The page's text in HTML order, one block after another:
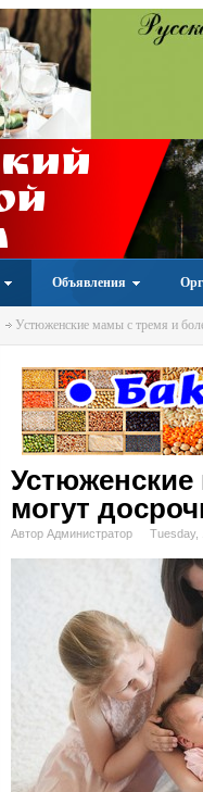
Объявления
Устюженские мамы с тремя и
могут
Автор Администратор Tuesday,